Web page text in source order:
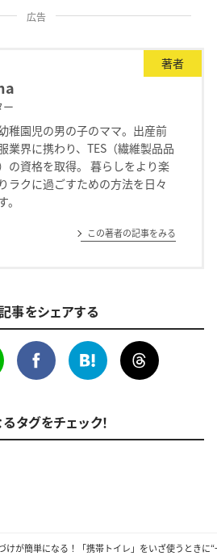
けが簡単になる！「携帯トイレ」をいざ使うときに
広告
著者
ー
稚園児の男の子のママ。出産前
業界に携わり、TES（繊維製品品
の資格を取得。 暮らしをより楽
ラクに過ごすための方法を日々
この著者の記事をみる
事をシェアする
タグをチェック！